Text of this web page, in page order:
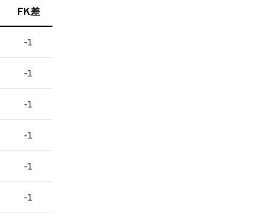
FK差
-1
-1
-1
-1
-1
-1